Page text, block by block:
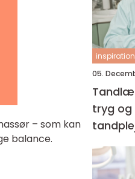
– som kan
balance.
inspiration
05.
tryg og